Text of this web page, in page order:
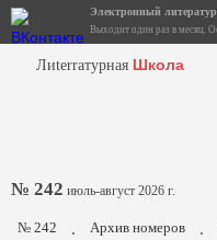
Электронный
Выходит один раз в месяц.
Лиterraтурная Школа
№ 242 июль-август 2026 г.
№ 242 . Архив номеров .